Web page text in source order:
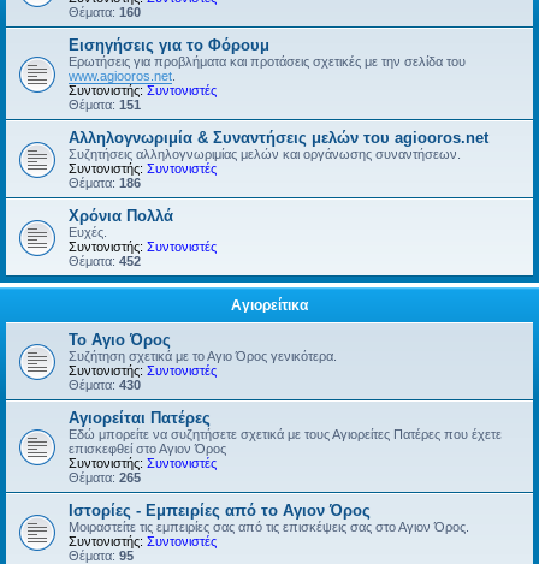
Θέματα: 160
Εισηγήσεις για το Φόρουμ
Ερωτήσεις για προβλήματα και προτάσεις σχετικές με την σελίδα του
www.agiooros.net
Συντονιστής: Συντονιστές
Θέματα: 151
Αλληλογνωριμία & Συναντήσεις μελών του agiooros.net
Συζητήσεις αλληλογνωριμίας μελών και οργάνωσης συναντήσεων.
Συντονιστής: Συντονιστές
Θέματα: 186
Χρόνια Πολλά
Ευχές.
Συντονιστής: Συντονιστές
Θέματα: 452
Αγιορείτικα
Το Αγιο Όρος
Συζήτηση σχετικά με το Αγιο Όρος γενικότερα.
Συντονιστής: Συντονιστές
Θέματα: 430
Αγιορείται Πατέρες
Εδώ μπορείτε να συζητήσετε σχετικά με τους Αγιορείτες Πατέρες που έχετε
επισκεφθεί στο Αγιον Όρος
Συντονιστής: Συντονιστές
Θέματα: 265
Ιστορίες - Εμπειρίες από το Αγιον Όρος
Μοιραστείτε τις εμπειρίες σας από τις επισκέψεις σας στο Αγιον Όρος.
Συντονιστής: Συντονιστές
Θέματα: 95